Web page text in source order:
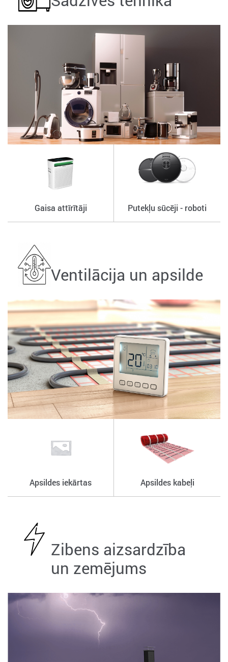
Gaisa attīrītāji Putekļu sūcēji - roboti
Ventilācija un apsilde
Apsildes iekārtas Apsildes kabeļi
Zibens aizsardzība
un zemējums